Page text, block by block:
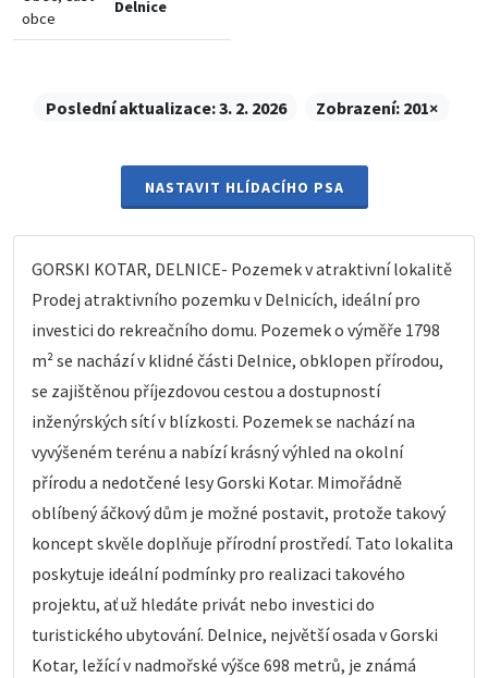
obce
Delnice
Poslední aktualizace:3. 2. 2026 Zobrazení: 201×
NASTAVIT HLÍDACÍHO PSA
GORSKI KOTAR, DELNICE- Pozemek v atraktivní lokalitě
Prodej atraktivního pozemku v Delnicích, ideální pro
investici do rekreačního domu. Pozemek o výměře 1798
m² se nachází v klidné části Delnice, obklopen přírodou,
se zajištěnou příjezdovou cestou a dostupností
inženýrských sítí v blízkosti. Pozemek se nachází na
vyvýšeném terénu a nabízí krásný výhled na okolní
přírodu a nedotčené lesy Gorski Kotar. Mimořádně
oblíbený áčkový dům je možné postavit, protože takový
koncept skvěle doplňuje přírodní prostředí. Tato lokalita
poskytuje ideální podmínky pro realizaci takového
projektu, ať už hledáte privát nebo investici do
turistického ubytování. Delnice, největší osada v Gorski
Kotar, ležící v nadmořské výšce 698 metrů, je známá